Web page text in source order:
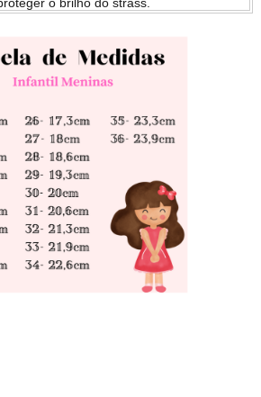
o brilho do strass.